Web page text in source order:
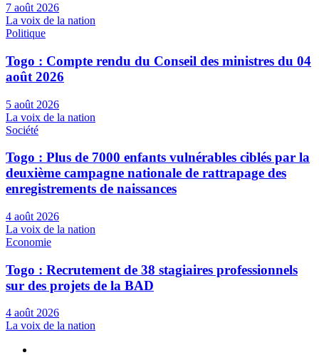
7 août 2026
La voix de la nation
Politique
Togo : Compte rendu du Conseil des ministres du 04
août 2026
5 août 2026
La voix de la nation
Société
Togo : Plus de 7000 enfants vulnérables ciblés par la
deuxième campagne nationale de rattrapage des
enregistrements de naissances
4 août 2026
La voix de la nation
Economie
Togo : Recrutement de 38 stagiaires professionnels
sur des projets de la BAD
4 août 2026
La voix de la nation